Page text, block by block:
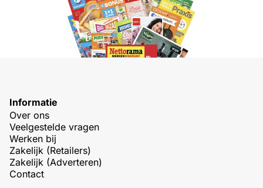
Informatie
Over ons
Veelgestelde vragen
Werken bij
Zakelijk (Retailers)
Zakelijk (Adverteren)
Contact